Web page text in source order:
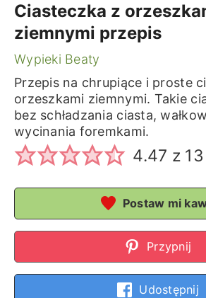
Ciasteczka z
ziemnymi przepis
Wypieki Beaty
Przepis na chrupiące i proste
orzeszkami ziemnymi. Takie
bez schładzania ciasta,
wycinania foremkami.
4.47 z 13
Postaw mi
Przypnij
Udostępnij